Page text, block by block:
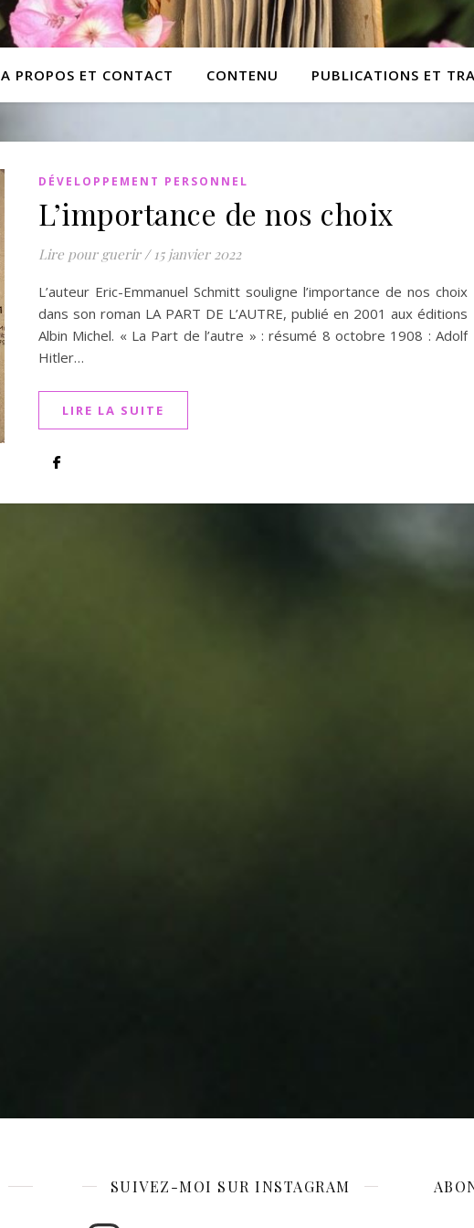
A PROPOS ET CONTACT CONTENU PUBLICATIONS ET
DÉVELOPPEMENT PERSONNEL
L’importance de nos choix
Lire pour guerir / 15 janvier 2022
L’auteur Eric-Emmanuel Schmitt souligne l’importance de nos choix
dans son roman LA PART DE L’AUTRE, publié en 2001 aux éditions
Albin Michel. « La Part de l’autre » : résumé 8 octobre 1908 : Adolf
Hitler…
LIRE LA SUITE
SUIVEZ-MOI SUR INSTAGRAM
Instagram